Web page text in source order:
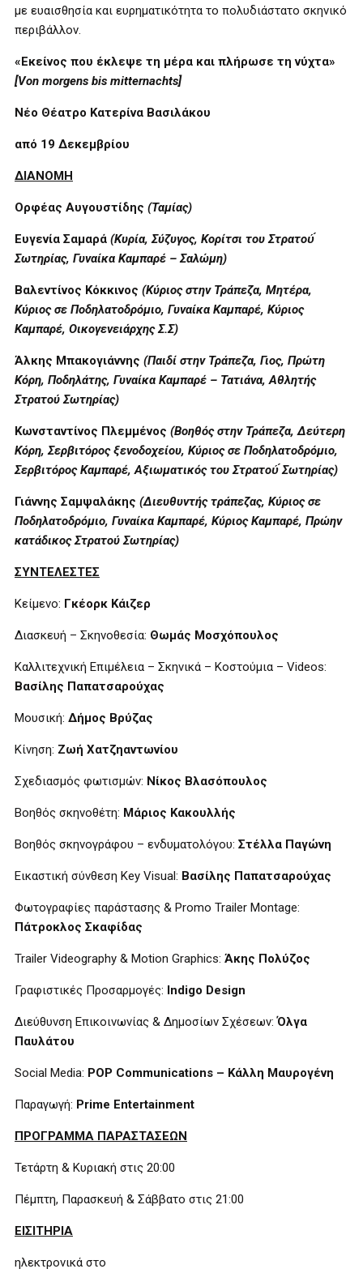
με ευαισθησία και ευρηματικότητα το πολυδιάστατο σκηνικό
περιβάλλον.
«Εκείνος που έκλεψε τη μέρα και πλήρωσε τη νύχτα»
[Von morgens bis mitternachts]
Νέο Θέατρο Κατερίνα Βασιλάκου
από 19 Δεκεμβρίου
ΔΙΑΝΟΜΗ
Ορφέας Αυγουστίδης (Ταμίας)
Ευγενία Σαμαρά (Κυρία, Σύζυγος, Κορίτσι του Στρατού́
Σωτηρίας, Γυναίκα Καμπαρέ – Σαλώμη)
Βαλεντίνος Κόκκινος (Κύριος στην Τράπεζα, Μητέρα,
Κύριος σε Ποδηλατοδρόμιο, Γυναίκα Καμπαρέ, Κύριος
Καμπαρέ, Οικογενειάρχης Σ.Σ)
Άλκης Μπακογιάννης (Παιδί στην Τράπεζα, Γιος, Πρώτη
Κόρη, Ποδηλάτης, Γυναίκα Καμπαρέ – Τατιάνα, Αθλητής
Στρατού Σωτηρίας)
Κωνσταντίνος Πλεμμένος (Βοηθός στην Τράπεζα, Δεύτερη
Κόρη, Σερβιτόρος ξενοδοχείου, Κύριος σε Ποδηλατοδρόμιο,
Σερβιτόρος Καμπαρέ, Αξιωματικός του Στρατού́ Σωτηρίας)
Γιάννης Σαμψαλάκης (Διευθυντής τράπεζας, Κύριος σε
Ποδηλατοδρόμιο, Γυναίκα Καμπαρέ, Κύριος Καμπαρέ, Πρώην
κατάδικος Στρατού Σωτηρίας)
ΣΥΝΤΕΛΕΣΤΕΣ
Κείμενο: Γκέορκ Κάιζερ
Διασκευή – Σκηνοθεσία: Θωμάς Μοσχόπουλος
Καλλιτεχνική Επιμέλεια – Σκηνικά – Κοστούμια – Videos:
Βασίλης Παπατσαρούχας
Μουσική: Δήμος Βρύζας
Κίνηση: Ζωή Χατζηαντωνίου
Σχεδιασμός φωτισμών: Νίκος Βλασόπουλος
Βοηθός σκηνοθέτη: Μάριος Κακουλλής
Βοηθός σκηνογράφου – ενδυματολόγου: Στέλλα Παγώνη
Εικαστική σύνθεση Key Visual: Βασίλης Παπατσαρούχας
Φωτογραφίες παράστασης & Promo Trailer Montage:
Πάτροκλος Σκαφίδας
Trailer Videography & Motion Graphics: Άκης Πολύζος
Γραφιστικές Προσαρμογές: Indigo Design
Διεύθυνση Επικοινωνίας & Δημοσίων Σχέσεων:Όλγα
Παυλάτου
Social Media: POP Communications – Κάλλη Μαυρογένη
Παραγωγή: Prime Entertainment
ΠΡΟΓΡΑΜΜΑ ΠΑΡΑΣΤΑΣΕΩΝ
Τετάρτη & Κυριακή στις 20:00
Πέμπτη, Παρασκευή & Σάββατο στις 21:00
ΕΙΣΙΤΗΡΙΑ
ηλεκτρονικά στο